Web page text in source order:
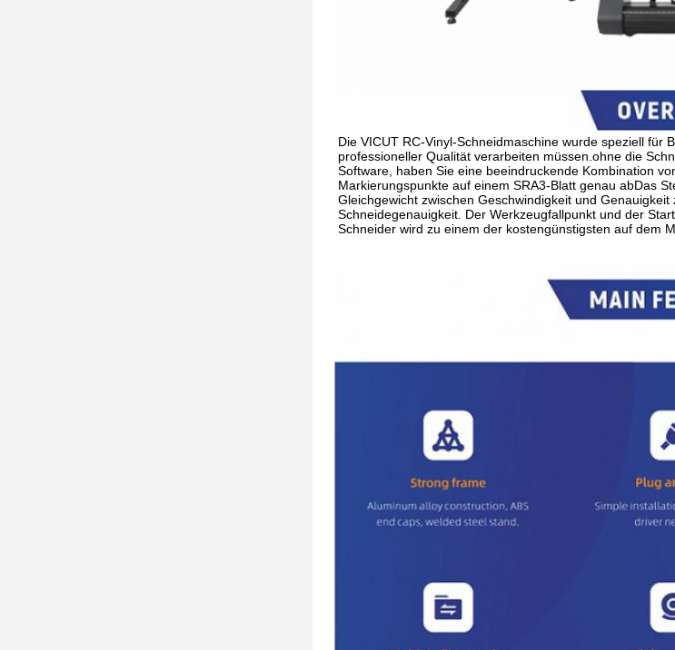
Die VICUT RC-Vinyl-Schneidmaschine wurde speziell
professioneller Qualität verarbeiten müssen.ohne die
Software, haben Sie eine beeindruckende Kombination
Markierungspunkte auf einem SRA3-Blatt genau abDas
Gleichgewicht zwischen Geschwindigkeit und
Schneidegenauigkeit. Der Werkzeugfallpunkt und der
Schneider wird zu einem der kostengünstigsten auf dem